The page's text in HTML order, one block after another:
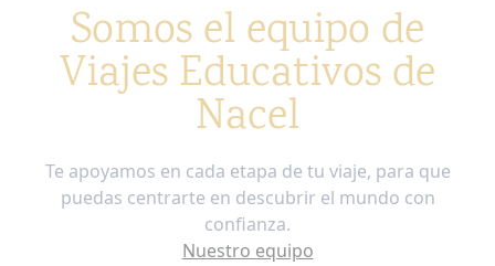
Somos el equipo de
Viajes Educativos de
Nacel
Te apoyamos en cada etapa de tu viaje, para que
puedas centrarte en descubrir el mundo con
confianza.
Nuestro equipo